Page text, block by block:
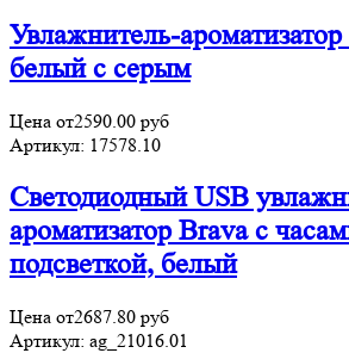
Увлажнитель-
белый с серым
Цена от2590.00 руб
Артикул: 17578.10
Светодиодный USB
ароматизатор Brava с
подсветкой, белый
Цена от2687.80 руб
Артикул: ag_21016.01